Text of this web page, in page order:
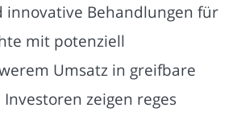
innovative Behandlungen für
mit potenziell
Umsatz in greifbare
zeigen reges